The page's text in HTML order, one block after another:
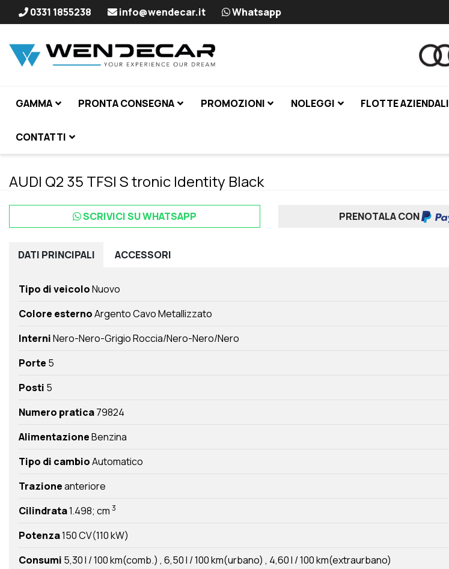
0331 1855238 info@wendecar.it Whatsapp
GAMMA PRONTA CONSEGNA PROMOZIONI NOLEGGI FLOTTE AZIENDALI
CONTATTI
AUDI Q2 35 TFSI S tronic Identity Black
SCRIVICI SU WHATSAPP PRENOTALA CON
DATI PRINCIPALI ACCESSORI
Tipo di veicoloNuovo
Colore esternoArgento Cavo Metallizzato
InterniNero-Nero-Grigio Roccia/Nero-Nero/Nero
Porte 5
Posti 5
Numero pratica79824
AlimentazioneBenzina
Tipo di cambioAutomatico
Trazioneanteriore
Cilindrata1.498; cm 3
Potenza150 CV(110 kW)
Consumi 5,30 l / 100 km(comb.) 6,50 l / 100 km(urbano) 4,60 l / 100 km(extraurbano)